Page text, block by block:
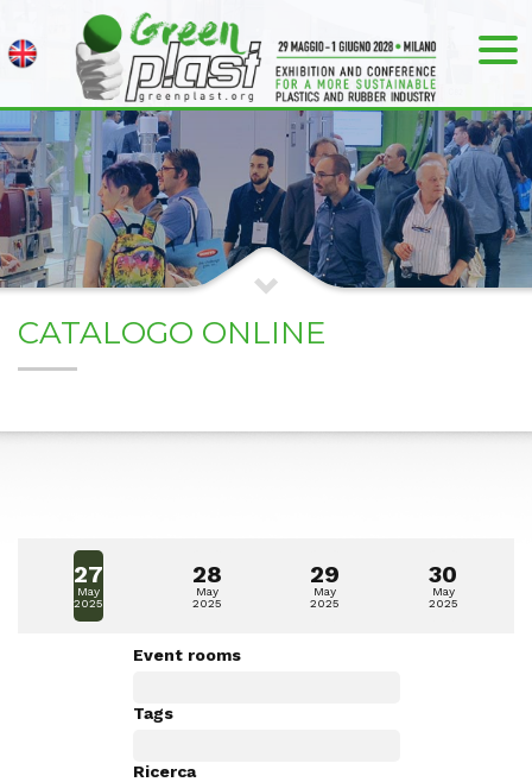
CATALOGO ONLINE
27
May
2025
28
May
2025
29
May
2025
30
May
2025
Event rooms
Tags
Ricerca